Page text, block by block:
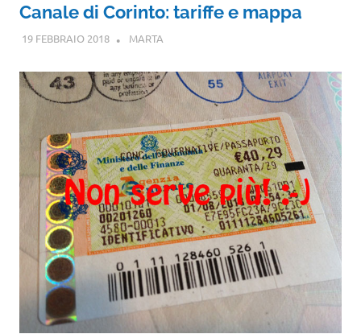
Canale di Corinto: tariffe e mappa
19 FEBBRAIO 2018 MARTA